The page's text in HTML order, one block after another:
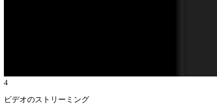
4
ビデオのストリーミング